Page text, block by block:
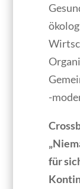
-
für